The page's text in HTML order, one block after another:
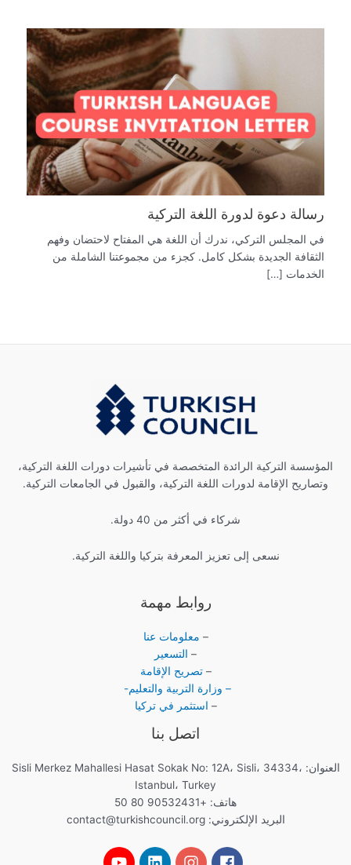
رسالة دعوة لدورة اللغة التركية
في المجلس التركي، ندرك أن اللغة هي المفتاح لاحتضان وفهم
الثقافة الجديدة بشكل كامل. كجزء من مجموعتنا الشاملة من
الخدمات […]
المؤسسة التركية الرائدة المتخصصة في تأشيرات دورات اللغة التركية،
وتصاريح الإقامة لدورات اللغة التركية، والقبول في الجامعات التركية.
شركاء في أكثر من 40 دولة.
نسعى إلى تعزيز المعرفة بتركيا واللغة التركية.
روابط مهمة
– معلومات عنا
– التسعير
–تصريح الإقامة
– وزارة التربية والتعليم-
– استثمر في تركيا
اتصل بنا
العنوان: Sisli Merkez Mahallesi Hasat Sokak No: 12A، Sisli، 34334،
Istanbul، Turkey
هاتف: +90532431 80 50
البريد الإلكتروني:contact@turkishcouncil.org